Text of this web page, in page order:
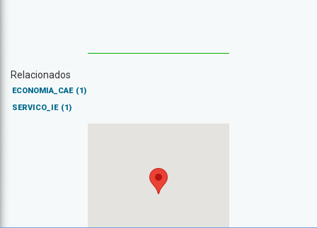
Relacionados
ECONOMIA_CAE (1)
SERVICO_IE (1)